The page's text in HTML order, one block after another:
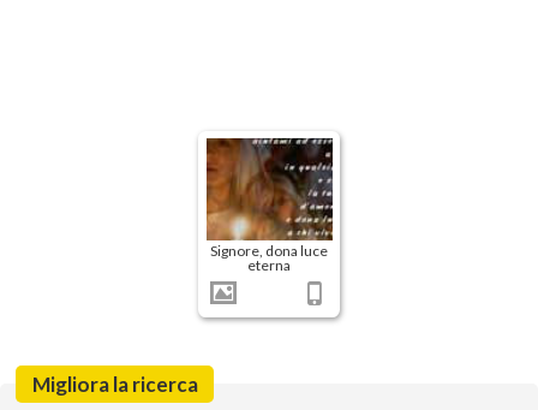
Signore, dona luce
eterna
Migliora la ricerca